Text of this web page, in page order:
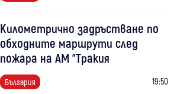
Километрично задръстване по
обходните маршрути след
пожара на АМ "Тракия
България 19:50